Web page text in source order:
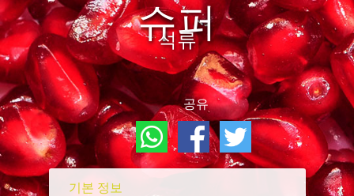
슈퍼
석류
공유
기본 정보